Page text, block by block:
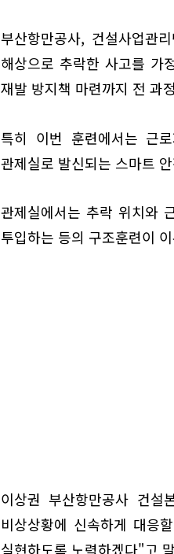
부산항만공사, 건설사업관
해상으로 추락한 사고를 가
재발 방지책 마련까지 전 과
특히 이번 훈련에서는 근
관제실로 발신되는 스마트
관제실에서는 추락 위치와
투입하는 등의 구조훈련이
이상권 부산항만공사 건
비상상황에 신속하게 대응
실현하도록 노력하겠다"고